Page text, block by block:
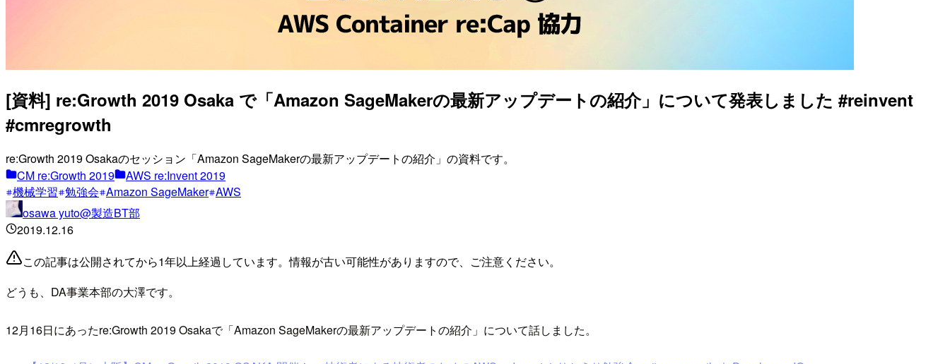
[資料] re:Growth 2019 Osaka で「Amazon SageMakerの最新アップデートの紹介」について発表しました #reinvent
#cmregrowth
re:Growth 2019 Osakaのセッション「Amazon SageMakerの最新アップデートの紹介」の資料です。
CM re:Growth 2019
AWS re:Invent 2019
機械学習 勉強会 Amazon SageMaker AWS
osawa yuto@製造BT部
2019.12.16
この記事は公開されてから1年以上経過しています。情報が古い可能性がありますので、ご注意ください。
どうも、DA事業本部の大澤です。
12月16日にあったre:Growth 2019 Osakaで「Amazon SageMakerの最新アップデートの紹介」について話しました。